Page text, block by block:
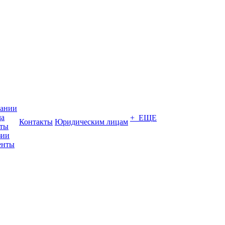
Контакты Юридическим лицам + ЕЩЕ